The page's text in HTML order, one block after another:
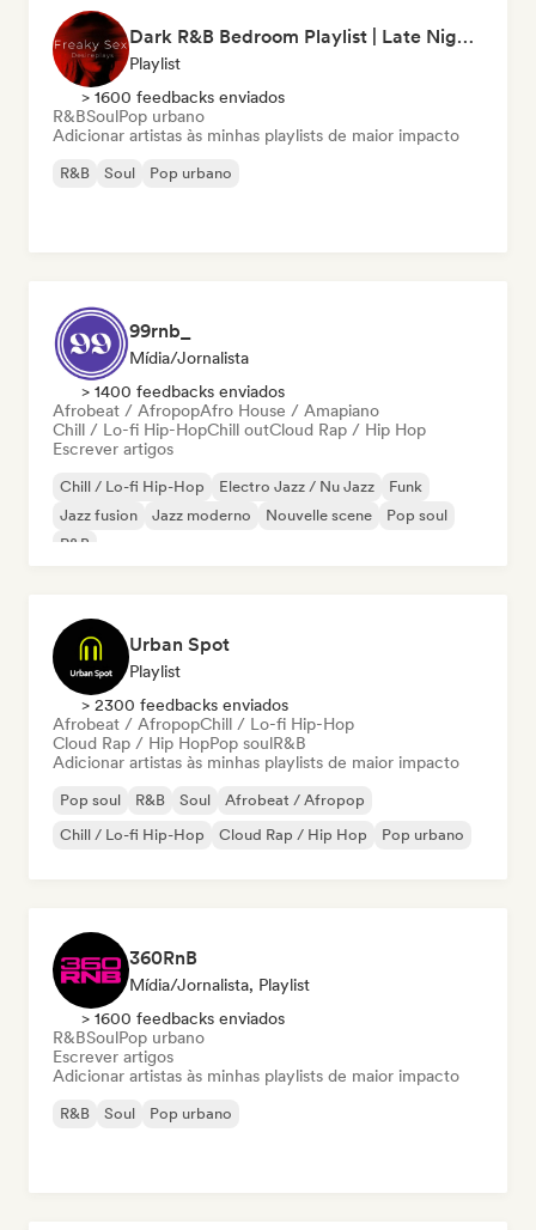
Dark R&B Bedroom Playlist | Late Night Sex Songs
Playlist
> 1600 feedbacks enviados
R&BSoulPop urbano
Adicionar artistas às minhas playlists de maior impacto
R&B Soul Pop urbano
99rnb_
Mídia/Jornalista
> 1400 feedbacks enviados
Afrobeat / AfropopAfro House / Amapiano
Chill / Lo-fi Hip-HopChill outCloud Rap / Hip Hop
Escrever artigos
Chill / Lo-fi Hip-Hop Electro Jazz / Nu Jazz
Funk
Jazz fusion
Jazz moderno Nouvelle scene
Pop soul
R&B
Urban Spot
Playlist
> 2300 feedbacks enviados
Afrobeat / AfropopChill / Lo-fi Hip-Hop
Cloud Rap / Hip HopPop soulR&B
Adicionar artistas às minhas playlists de maior impacto
Pop soul R&B Soul
Afrobeat / Afropop
Chill / Lo-fi Hip-Hop
Cloud Rap / Hip Hop Pop urbano
360RnB
Mídia/Jornalista, Playlist
> 1600 feedbacks enviados
R&BSoulPop urbano
Escrever artigos
Adicionar artistas às minhas playlists de maior impacto
R&B Soul Pop urbano